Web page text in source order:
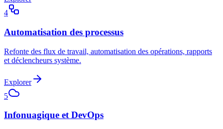
4
Automatisation des processus
Refonte des flux de travail, automatisation des opérations, rapports
et déclencheurs système.
Explorer
5
Infonuagique et DevOps